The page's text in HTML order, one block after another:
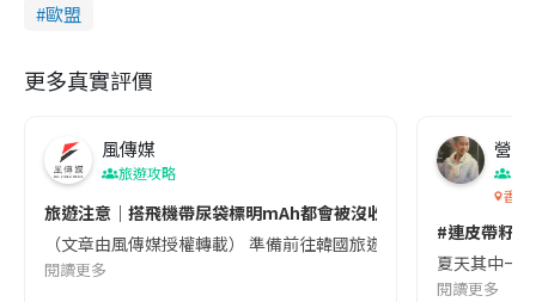
歐盟
更多真實評價
風傳媒
旅遊攻略
旅遊注意｜搭飛機帶尿袋標明mAh都會被沒收😱出發前切記檢查
（文章由風傳媒授權轉載） 準備前往韓國旅遊的民眾，近期要
閱讀更多
營養
香港
#連皮帶籽
夏天其中一
閱讀更多